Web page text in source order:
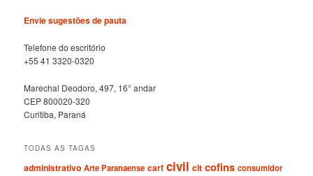
s
Envie sugestões de pauta
Telefone do escritório
+55 41 3320-0320
Marechal Deodoro, 497, 16° andar
CEP 800020-320
Curitiba, Paraná
TODAS AS TAGAS
administrativo Arte Paranaense carf civil clt cofins consumidor